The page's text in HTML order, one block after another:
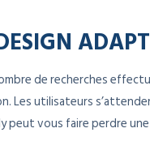
de recherches
Les utilisateurs
peut vous faire perdre